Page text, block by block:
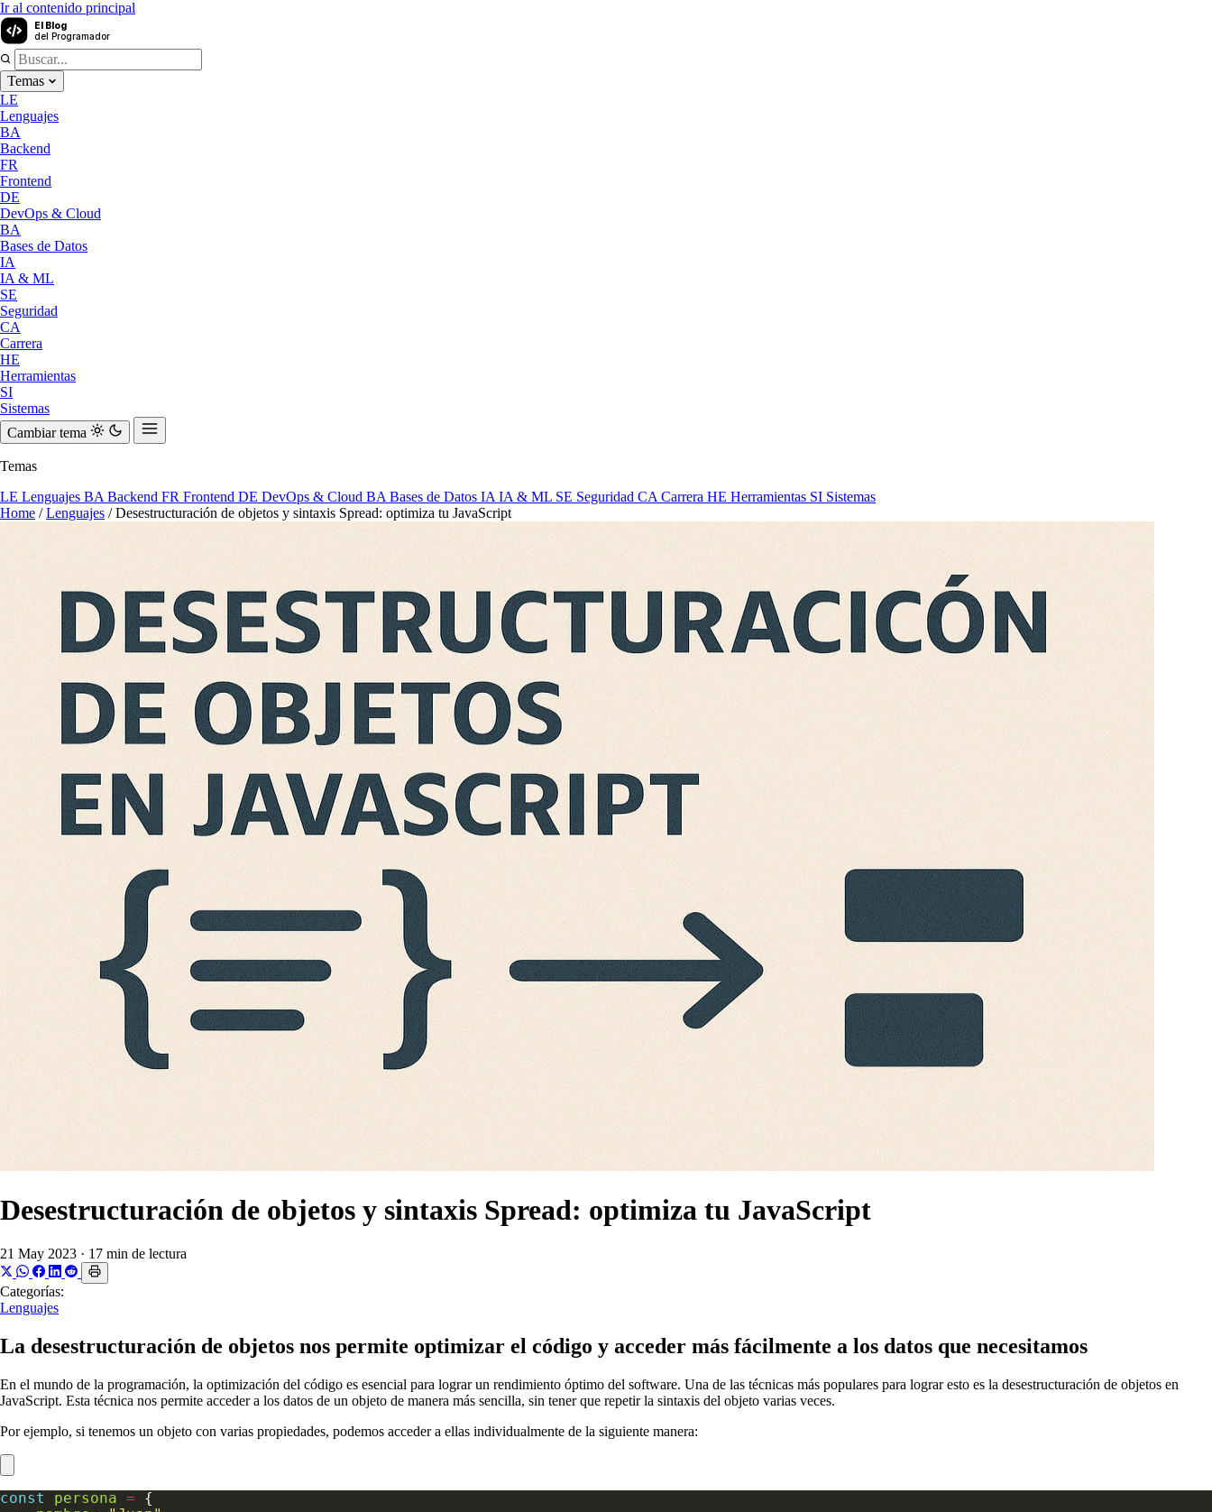
Ir al contenido principal
El Blog
del Programador
Temas
LE
Lenguajes
BA
Backend
FR
Frontend
DE
DevOps & Cloud
BA
Bases de Datos
IA
IA & ML
SE
Seguridad
CA
Carrera
HE
Herramientas
SI
Sistemas
Cambiar tema
Temas
LE Lenguajes BA Backend FR Frontend DE DevOps & Cloud BA Bases de Datos IA IA & ML SE Seguridad CA Carrera HE Herramientas SI Sistemas
Home / Lenguajes / Desestructuración de objetos y sintaxis Spread: optimiza tu JavaScript
Desestructuración de objetos y sintaxis Spread: optimiza tu JavaScript
21 May 2023 · 17 min de lectura
Categorías:
Lenguajes
La desestructuración de objetos nos permite optimizar el código y acceder más fácilmente a los datos que necesitamos
En el mundo de la programación, la optimización del código es esencial para lograr un rendimiento óptimo del software. Una de las técnicas más populares para lograr esto es la desestructuración de objetos en
JavaScript. Esta técnica nos permite acceder a los datos de un objeto de manera más sencilla, sin tener que repetir la sintaxis del objeto varias veces.
Por ejemplo, si tenemos un objeto con varias propiedades, podemos acceder a ellas individualmente de la siguiente manera:
const persona =